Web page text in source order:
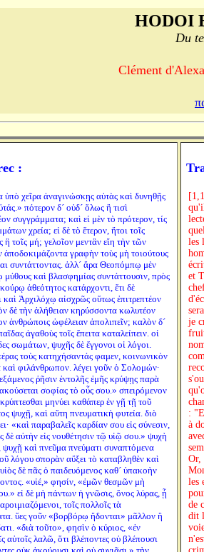
HODOI
Du
Clément
:
ὑπὸ χεῖρα ἀναγινώσκῃς αὐτὰς καὶ δυνηθῇς
πότερον δ´ οὐδ´ ὅλως ἢ τισὶ
συγγράμματα; καὶ εἰ μὲν τὸ πρότερον, τίς
χρεία; εἰ δὲ τὸ ἕτερον, ἤτοι τοῖς
ἢ τοῖς μή; γελοῖον μεντἂν εἴη τὴν τῶν
ἀποδοκιμάζοντα γραφὴν τοὺς μὴ τοιούτους
συντάττοντας. ἀλλ´ ἄρα Θεοπόμπῳ μὲν
μύθους καὶ βλασφημίας συντάττουσιν, πρὸς
ἀθεότητος κατάρχοντι, ἔτι δὲ
Ἀρχιλόχῳ αἰσχρῶς οὕτως ἐπιτρεπτέον
δὲ τὴν ἀλήθειαν κηρύσσοντα κωλυτέον
ἀνθρώποις ὠφέλειαν ἀπολιπεῖν; καλὸν δ´
ἀγαθοὺς τοῖς ἔπειτα καταλείπειν. οἱ
σωμάτων, ψυχῆς δὲ ἔγγονοι οἱ λόγοι.
τοὺς κατηχήσαντάς φαμεν, κοινωνικὸν
καὶ φιλάνθρωπον. λέγει γοῦν ὁ Σολομών·
ῥῆσιν ἐντολῆς ἐμῆς κρύψῃς παρὰ
σοφίας τὸ οὖς σου.» σπειρόμενον
μηνύει καθάπερ ἐν γῇ τῇ τοῦ
ψυχῇ, καὶ αὕτη πνευματικὴ φυτεία. διὸ
«καὶ παραβαλεῖς καρδίαν σου εἰς σύνεσιν,
δὲ αὐτὴν εἰς νουθέτησιν τῷ υἱῷ σου.» ψυχὴ
ψυχῇ καὶ πνεῦμα πνεύματι συναπτόμενα
λόγου σπορὰν αὔξει τὸ καταβληθὲν καὶ
δὲ πᾶς ὁ παιδευόμενος καθ´ ὑπακοὴν
«υἱέ,» φησίν, «ἐμῶν θεσμῶν μὴ
εἰ δὲ μὴ πάντων ἡ γνῶσις, ὄνος λύρας, ᾗ
τοῖς πολλοῖς τὰ
ὕες γοῦν «βορβόρῳ ἥδονται» μᾶλλον ἢ
«διὰ τοῦτο», φησὶν ὁ κύριος, «ἐν
αὐτοῖς λαλῶ, ὅτι βλέποντες οὐ βλέπουσι
[1,1] CHAPITRE PREMIER : PRÉFACE. L'auteur expose les matières qu'il va traiter, et montre de quelle utilité les écrivains sont pour leurs lecteurs. Faut-il ne permettre à personne d'écrire, ou faut-il l'accorder à quelques hommes? S'il faut ne le permettre à personne, à quoi serviront les lettres? S'il faut l'accorder à quelques hommes, ce sera ou aux hommes de bien, ou aux méchants. Or, il serait ridicule de repousser les